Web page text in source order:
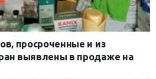
просроченные и из
выявлены в продаже на